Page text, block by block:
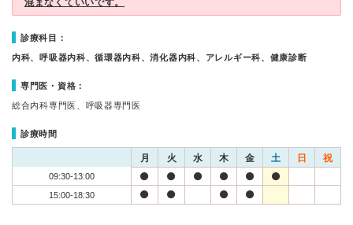
混まなくていいです。
診療科目：
内科、呼吸器内科、循環器内科、消化器内科、アレルギー科、健康診断
専門医・資格：
総合内科専門医、呼吸器専門医
診療時間
月 火 水 木 金 土 日 祝
09:30-13:00
15:00-18:30